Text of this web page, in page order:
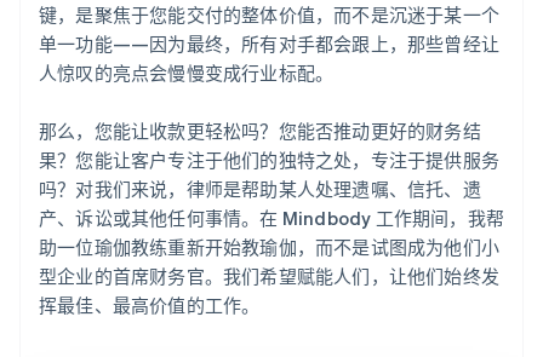
键，是聚焦于您能交付的整体价值，而不是沉迷于某一个
单一功能——因为最终，所有对手都会跟上，那些曾经让
人惊叹的亮点会慢慢变成行业标配。
那么，您能让收款更轻松吗？您能否推动更好的财务结
果？您能让客户专注于他们的独特之处，专注于提供服务
吗？对我们来说，律师是帮助某人处理遗嘱、信托、遗
产、诉讼或其他任何事情。在 Mindbody 工作期间，我帮
助一位瑜伽教练重新开始教瑜伽，而不是试图成为他们小
型企业的首席财务官。我们希望赋能人们，让他们始终发
挥最佳、最高价值的工作。